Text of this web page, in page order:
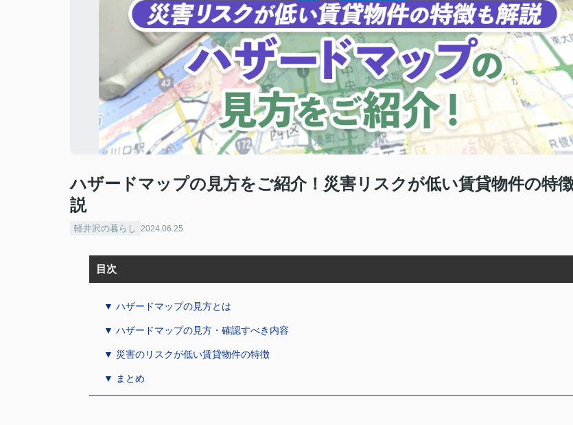
ハザードマップの見方をご紹介！災害リスクが低い賃貸物件の特
説
軽井沢の暮らし 2024.06.25
目次
▼ ハザードマップの見方とは
▼ ハザードマップの見方・確認すべき内容
▼ 災害のリスクが低い賃貸物件の特徴
▼ まとめ